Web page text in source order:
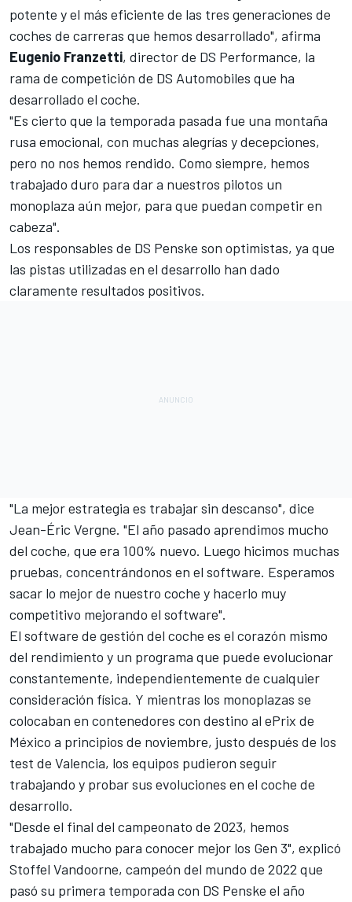
potente y el más eficiente de las tres generaciones de
coches de carreras que hemos desarrollado", afirma
Eugenio Franzetti, director de DS Performance, la
rama de competición de DS Automobiles que ha
desarrollado el coche.
"Es cierto que la temporada pasada fue una montaña
rusa emocional, con muchas alegrías y decepciones,
pero no nos hemos rendido. Como siempre, hemos
trabajado duro para dar a nuestros pilotos un
monoplaza aún mejor, para que puedan competir en
cabeza".
Los responsables de DS Penske son optimistas, ya que
las pistas utilizadas en el desarrollo han dado
claramente resultados positivos.
"La mejor estrategia es trabajar sin descanso", dice
Jean-Éric Vergne. "El año pasado aprendimos mucho
del coche, que era 100% nuevo. Luego hicimos muchas
pruebas, concentrándonos en el software. Esperamos
sacar lo mejor de nuestro coche y hacerlo muy
competitivo mejorando el software".
El software de gestión del coche es el corazón mismo
del rendimiento y un programa que puede evolucionar
constantemente, independientemente de cualquier
consideración física. Y mientras los monoplazas se
colocaban en contenedores con destino al ePrix de
México a principios de noviembre, justo después de los
test de Valencia, los equipos pudieron seguir
trabajando y probar sus evoluciones en el coche de
desarrollo.
"Desde el final del campeonato de 2023, hemos
trabajado mucho para conocer mejor los Gen 3", explicó
Stoffel Vandoorne, campeón del mundo de 2022 que
pasó su primera temporada con DS Penske el año